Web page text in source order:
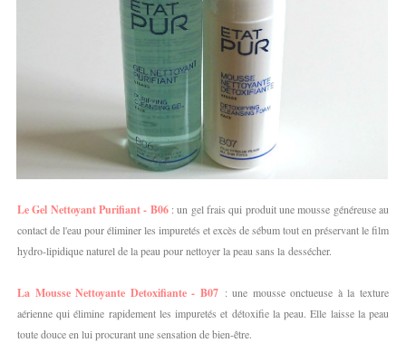
Le Gel Nettoyant Purifiant - B06 : un gel frais qui produit une mousse généreuse au
contact de l'eau pour éliminer les impuretés et excès de sébum tout en préservant le film
hydro-lipidique naturel de la peau pour nettoyer la peau sans la dessécher.
La Mousse Nettoyante Detoxifiante - B07 : une mousse onctueuse à la texture
aérienne qui élimine rapidement les impuretés et détoxifie la peau. Elle laisse la peau
toute douce en lui procurant une sensation de bien-être.